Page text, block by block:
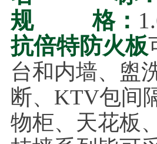
规 格：
抗倍特防火板
台和内墙、盥
断、KTV包间
物柜、天花板